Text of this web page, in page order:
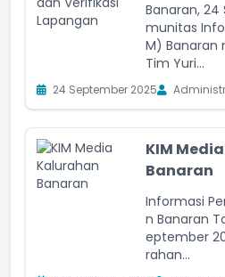
Banaran, 24
munitas
M) Banaran
Tim Yuri...
24 September 2025
KIM
Banaran
Informasi
n Banaran
eptember
rahan...